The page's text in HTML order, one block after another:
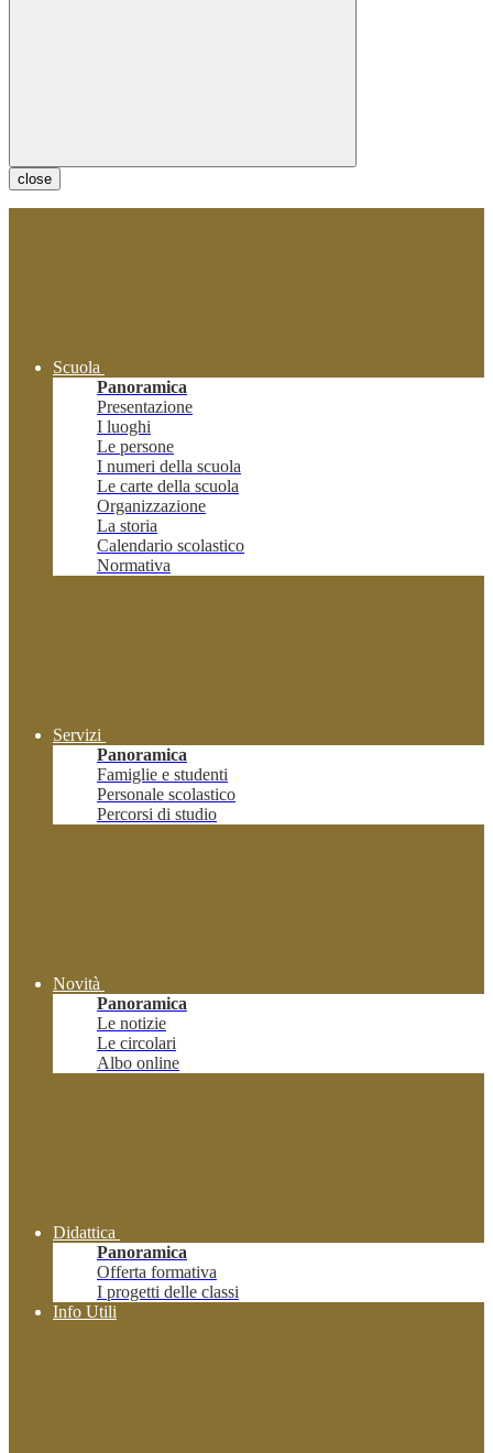
close
Scuola
Panoramica
Presentazione
I luoghi
Le persone
I numeri della scuola
Le carte della scuola
Organizzazione
La storia
Calendario scolastico
Normativa
Servizi
Panoramica
Famiglie e studenti
Personale scolastico
Percorsi di studio
Novità
Panoramica
Le notizie
Le circolari
Albo online
Didattica
Panoramica
Offerta formativa
I progetti delle classi
Info Utili